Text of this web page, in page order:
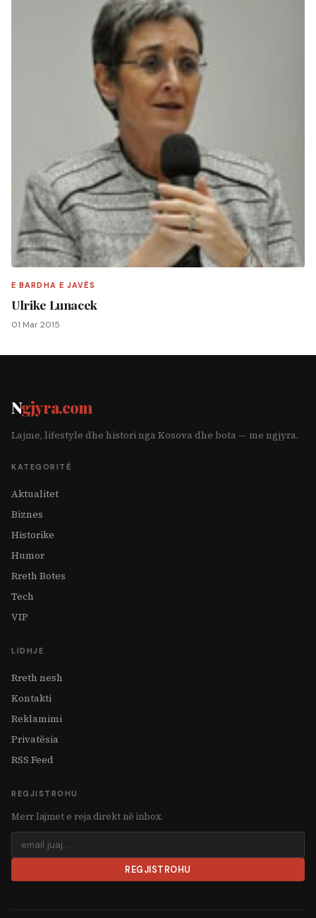
E BARDHA E JAVËS
Ulrike Lunacek
01 Mar 2015
Ngjyra.com
Lajme, lifestyle dhe histori nga Kosova dhe bota — me ngjyra.
KATEGORITË
Aktualitet
Biznes
Historike
Humor
Rreth Botes
Tech
VIP
LIDHJE
Rreth nesh
Kontakti
Reklamimi
Privatësia
RSS Feed
REGJISTROHU
Merr lajmet e reja direkt në inbox.
REGJISTROHU